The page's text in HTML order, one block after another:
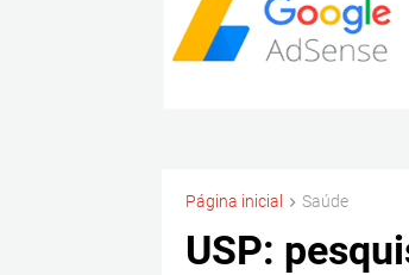
Página inicial Saúde
USP: